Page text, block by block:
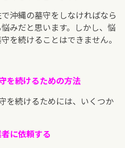
沖縄の墓守をしなければなら
みだと思います。しかし、悩
を続けることはできません。
を続けるための方法
を続けるためには、いくつか
に依頼する